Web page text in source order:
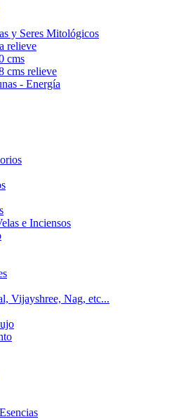
y Seres Mitológicos
relieve
cms
cms relieve
- Energía
e Inciensos
Vijayshree, Nag, etc...